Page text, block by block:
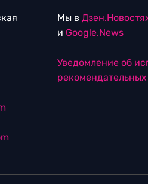
Мы в
и Google.News
Уведомление об